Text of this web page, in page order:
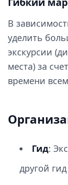
В
уделить
экскурсии
места) за
времени
Гид:
другой